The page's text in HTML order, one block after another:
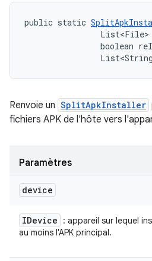
public static
List<File>
boolean
Renvoie un SplitApkInstaller
fichiers APK de l'hôte vers
Paramètres
device
IDevice
: appareil sur lequel
au moins l'APK principal.